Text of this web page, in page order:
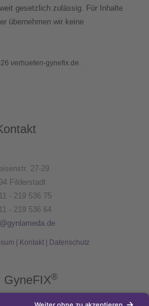
gesetzlich zulässig. Für Inhalte
übernehmen wir keine
verhueten-gynefix.de.
27-29
Filderstadt
- 219 536 75
- 219 536 64
Kontakt| Datenschutz
GyneFIX®